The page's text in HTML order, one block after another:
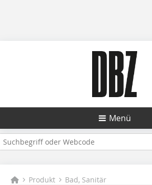
Menü
Produkt Bad, Sanitär